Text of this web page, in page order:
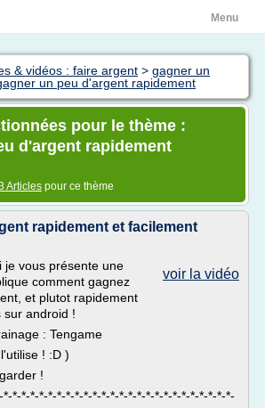
Menu
& vidéos : faire argent > gagner un
un peu d'argent rapidement
pour le thème :
d'argent rapidement
Articles pour ce thème
rapidement et facilement
voir la vidéo
je vous présente une
comment gagnez
et plutot rapidement
sur android !
: Tengame
! :D )
!
*-*-*-*-*-*-*-*-*-*-*-*-*-*-*-*-*-*-*-*-*-*-*-*-*-